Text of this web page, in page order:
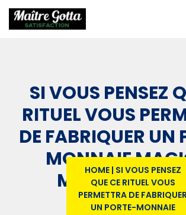
SI VOUS PENSEZ
RITUEL VOUS
DE FABRIQUER UN
MONNAIE
D’ARGENT
HOME| SI VOUS PENSEZ
QUE CE RITUEL VOUS
PERMETTRA DE FABRIQUER
UN PORTE-MONNAIE